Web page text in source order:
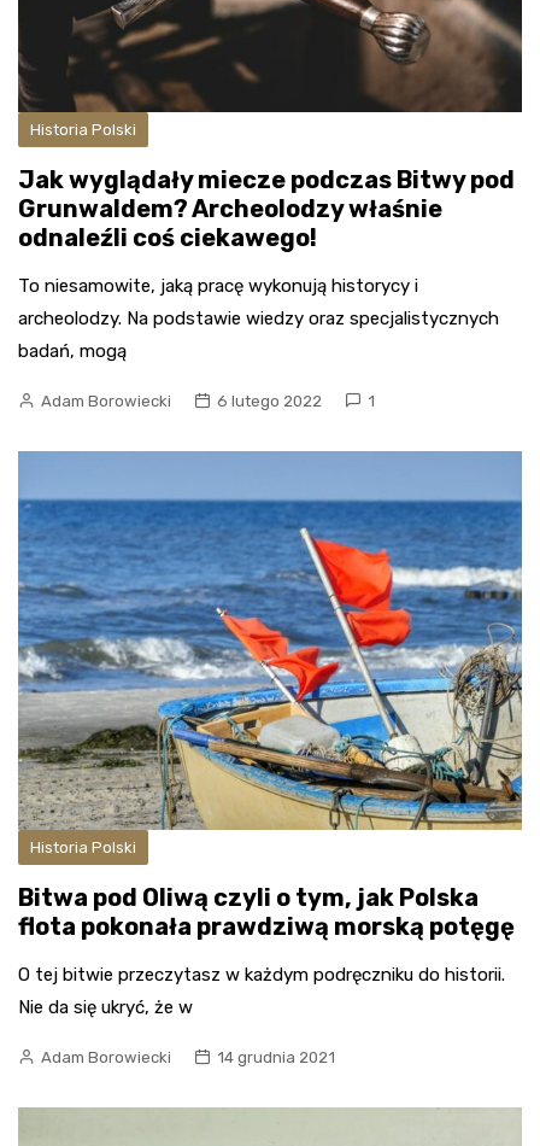
Historia Polski
Jak wyglądały miecze podczas Bitwy pod
Grunwaldem? Archeolodzy właśnie
odnaleźli coś ciekawego!
To niesamowite, jaką pracę wykonują historycy i
archeolodzy. Na podstawie wiedzy oraz specjalistycznych
badań, mogą
Adam Borowiecki 6 lutego 2022 1
Historia Polski
Bitwa pod Oliwą czyli o tym, jak Polska
flota pokonała prawdziwą morską potęgę
O tej bitwie przeczytasz w każdym podręczniku do historii.
Nie da się ukryć, że w
Adam Borowiecki 14 grudnia 2021